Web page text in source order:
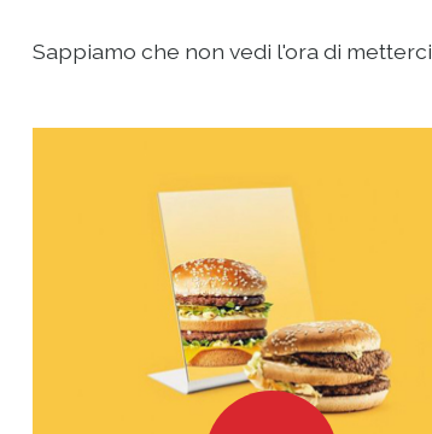
Sappiamo che non vedi l'ora di